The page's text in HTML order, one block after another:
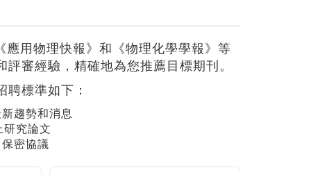
用物理快報》和《物理化學學報》等
審經驗，精確地為您推薦目標期刊。
標準如下：
趨勢和消息
研究論文
密協議